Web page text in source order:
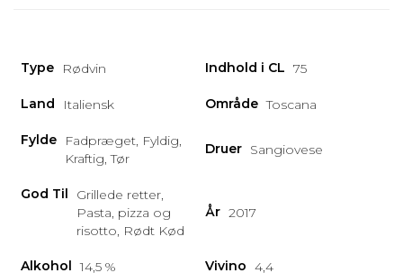
Type Rødvin Indhold i CL 75
Land Italiensk Område Toscana
Fylde
Fadpræget, Fyldig,
Kraftig, Tør
Druer Sangiovese
God Til
Grillede retter,
Pasta, pizza og
risotto, Rødt Kød
År 2017
Alkohol 14,5 % Vivino 4,4